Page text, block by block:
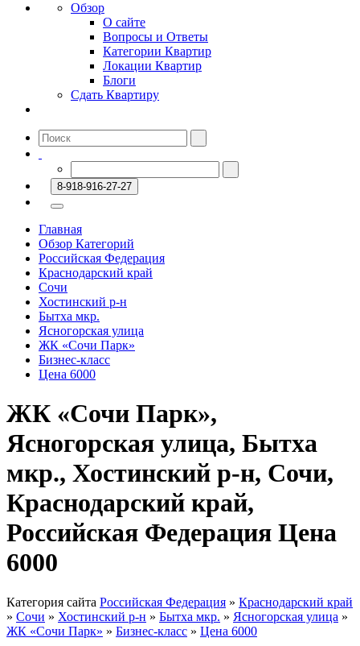
Обзор
О сайте
Вопросы и Ответы
Категории Квартир
Локации Квартир
Блоги
Сдать Квартиру
8-918-916-27-27
Главная
Обзор Категорий
Российская Федерация
Краснодарский край
Сочи
Хостинский р-н
Бытха мкр.
Ясногорская улица
ЖК «Сочи Парк»
Бизнес-класс
Цена 6000
ЖК «Сочи Парк»,
Ясногорская улица, Бытха
мкр., Хостинский р-н, Сочи,
Краснодарский край,
Российская Федерация Цена
6000
Категория сайта Российская Федерация » Краснодарский край
» Сочи » Хостинский р-н » Бытха мкр. » Ясногорская улица »
ЖК «Сочи Парк» » Бизнес-класс » Цена 6000